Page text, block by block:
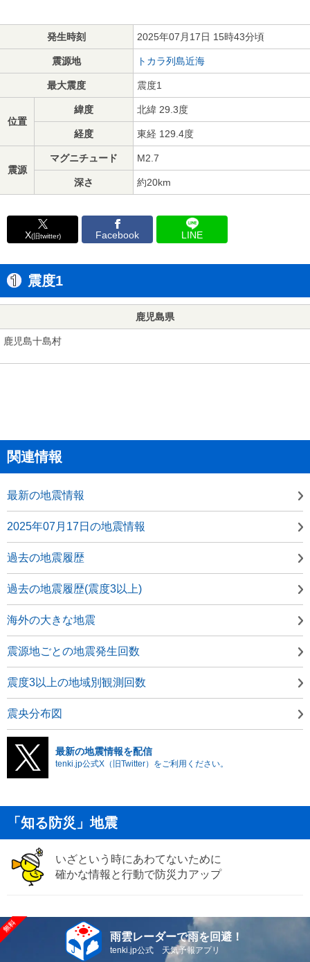
発生時刻 2025年07月17日 15時43分頃
震源地 トカラ列島近海
最大震度 震度1
位置
緯度 北緯 29.3度
経度 東経 129.4度
震源
マグニチュード M2.7
深さ 約20km
X(旧twitter) Facebook LINE
震度1
鹿児島県
鹿児島十島村
関連情報
最新の地震情報
2025年07月17日の地震情報
過去の地震履歴
過去の地震履歴(震度3以上)
海外の大きな地震
震源地ごとの地震発生回数
震度3以上の地域別観測回数
震央分布図
最新の地震情報を配信
tenki.jp公式X（旧Twitter）をご利用ください。
「知る防災」地震
いざという時にあわてないために
確かな情報と行動で防災力アップ
雨雲レーダーで雨を回避！
tenki.jp公式 天気予報アプリ